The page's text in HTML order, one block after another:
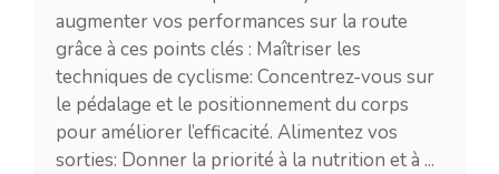
augmenter vos performances sur la route
grâce à ces points clés : Maîtriser les
techniques de cyclisme: Concentrez-vous sur
le pédalage et le positionnement du corps
pour améliorer l’efficacité. Alimentez vos
sorties: Donner la priorité à la nutrition et à ...